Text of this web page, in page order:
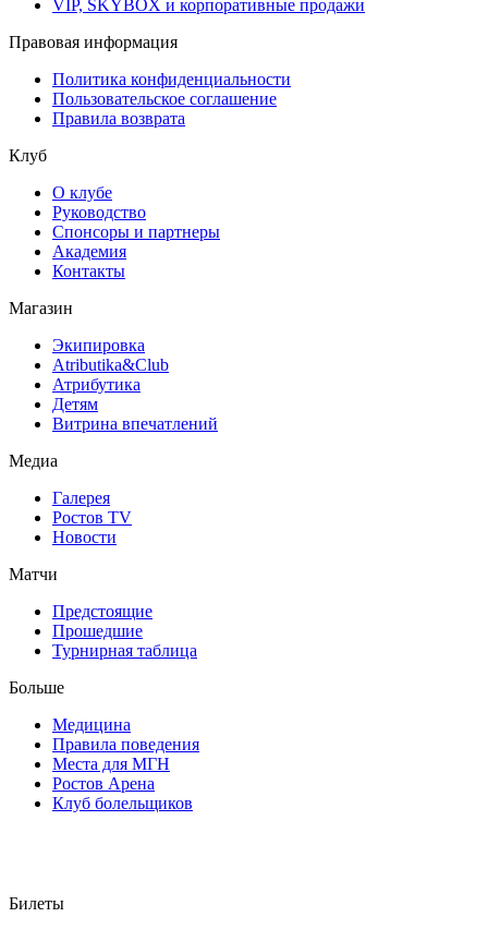
VIP, SKYBOX и корпоративные продажи
Правовая информация
Политика конфиденциальности
Пользовательское соглашение
Правила возврата
Клуб
О клубе
Руководство
Спонсоры и партнеры
Академия
Контакты
Магазин
Экипировка
Atributika&Club
Атрибутика
Детям
Витрина впечатлений
Медиа
Галерея
Ростов TV
Новости
Матчи
Предстоящие
Прошедшие
Турнирная таблица
Больше
Медицина
Правила поведения
Места для МГН
Ростов Арена
Клуб болельщиков
Билеты